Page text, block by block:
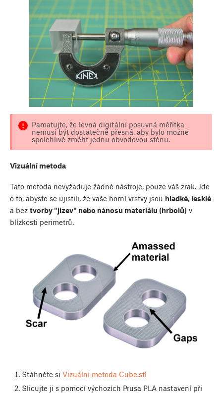
Pamatujte, že levná digitální posuvná měřítka
nemusí být dostatečně přesná, aby bylo možné
spolehlivě změřit jednu obvodovou stěnu.
Vizuální metoda
Tato metoda nevyžaduje žádné nástroje, pouze váš zrak. Jde
o to, abyste se ujistili, že vaše horní vrstvy jsou hladké, lesklé
a bez tvorby "jizev" nebo nánosu materiálu (hrbolů) v
blízkosti perimetrů.
Stáhněte si Vizuální metoda Cube.stl
Slicujte ji s pomocí výchozích Prusa PLA nastavení při